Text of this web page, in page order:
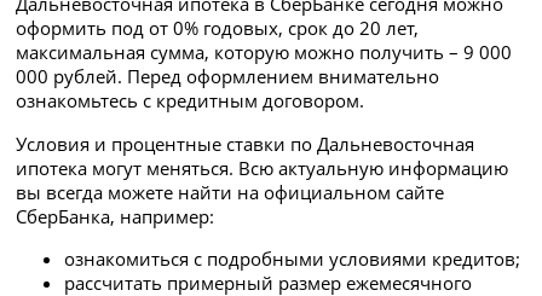
оформить под от 0% годовых, срок до 20 лет,
максимальная сумма, которую можно получить – 9 000
000 рублей. Перед оформлением внимательно
ознакомьтесь с кредитным договором.
Условия и процентные ставки по Дальневосточная
ипотека могут меняться. Всю актуальную информацию
вы всегда можете найти на официальном сайте
СберБанка, например:
ознакомиться с подробными условиями кредитов;
рассчитать примерный размер ежемесячного